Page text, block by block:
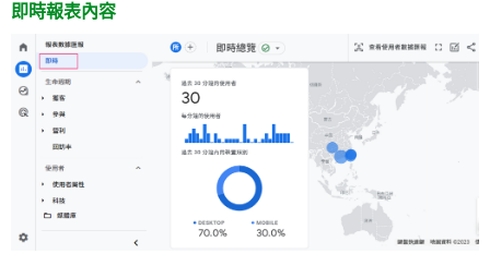
即時報表內容